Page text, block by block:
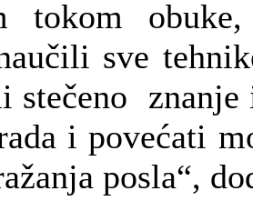
tokom
sve
stečeno
i povećati
posla“,